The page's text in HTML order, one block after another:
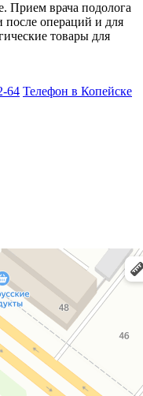
Прием врача подолога
после операций и для
товары для
64 Телефон в Копейске